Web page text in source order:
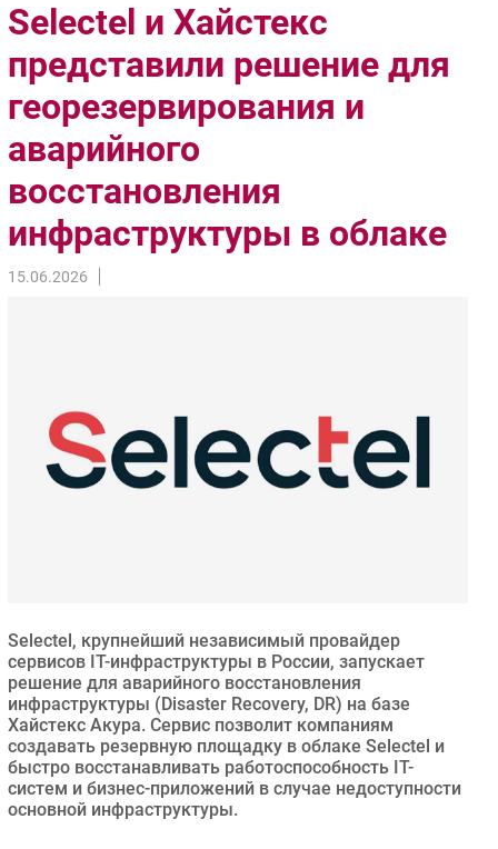
Импорто­замещение
Автоматизация Промышленности
Интернет
Мобильная связь
Фиксированная связь
Интеграция
Рынок ПК
Маркетинг
Торговые сети
Кадры
Регулирование
Финансы
Здоровье
РАЗДЕЛЫ
Новости
Аналитика
Selectel и Хайстекс
представили решение для
георезервирования и
аварийного
восстановления
инфраструктуры в облаке
15.06.2026
Selectel, крупнейший независимый провайдер
сервисов IT-инфраструктуры в России, запускает
решение для аварийного восстановления
инфраструктуры (Disaster Recovery, DR) на базе
Хайстекс Акура. Сервис позволит компаниям
создавать резервную площадку в облаке Selectel и
быстро восстанавливать работоспособность IT-
систем и бизнес-приложений в случае недоступности
основной инфраструктуры.